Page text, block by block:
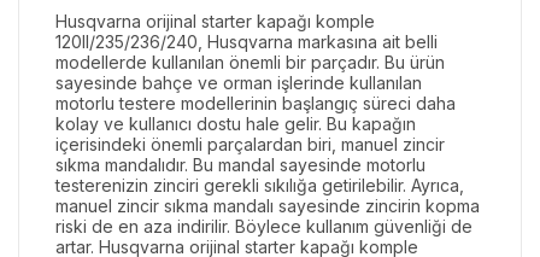
Husqvarna orijinal starter kapağı komple
120II/235/236/240, Husqvarna markasına ait belli
modellerde kullanılan önemli bir parçadır. Bu ürün
sayesinde bahçe ve orman işlerinde kullanılan
motorlu testere modellerinin başlangıç süreci daha
kolay ve kullanıcı dostu hale gelir. Bu kapağın
içerisindeki önemli parçalardan biri, manuel zincir
sıkma mandalıdır. Bu mandal sayesinde motorlu
testerenizin zinciri gerekli sıkılığa getirilebilir. Ayrıca,
manuel zincir sıkma mandalı sayesinde zincirin kopma
riski de en aza indirilir. Böylece kullanım güvenliği de
artar. Husqvarna orijinal starter kapağı komple